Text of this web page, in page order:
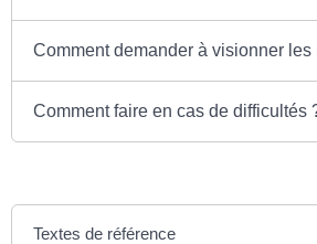
Comment demander à visionner les
Comment faire en cas de difficultés
Textes de référence